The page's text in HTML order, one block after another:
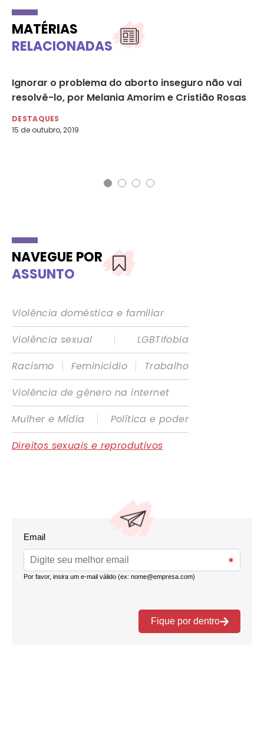
MATÉRIAS
RELACIONADAS
Ignorar o problema do aborto inseguro não vai
resolvê-lo, por Melania Amorim e Cristião Rosas
DESTAQUES
15 de outubro, 2019
NAVEGUE POR
ASSUNTO
Violência doméstica e familiar
Violência sexual
|
LGBTIfobia
Racismo
| Feminicídio |
Trabalho
Violência de gênero na internet
Mulher e Mídia
|
Política e poder
Direitos sexuais e reprodutivos